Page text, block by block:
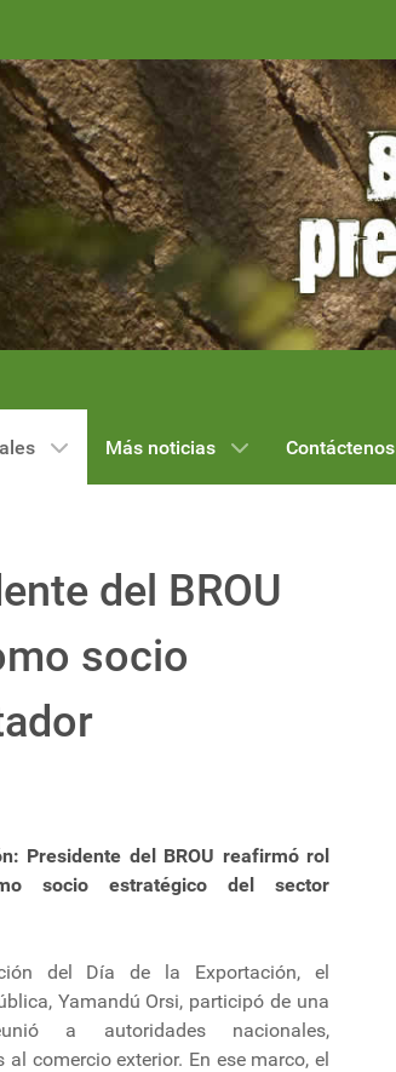
Más noticias Contáctenos
del BROU
socio
Presidente del BROU reafirmó rol
socio estratégico del sector
del Día de la Exportación, el
Yamandú Orsi, participó de una
a autoridades nacionales,
comercio exterior. En ese marco, el